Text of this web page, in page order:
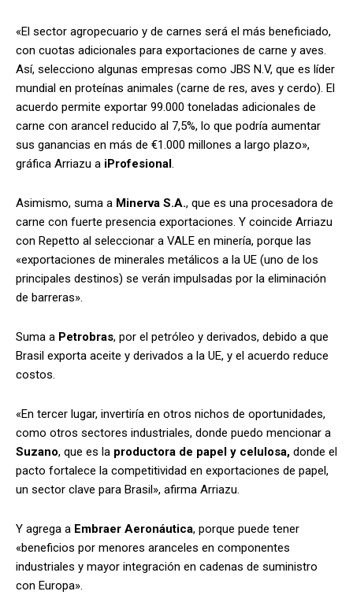
«El sector agropecuario y de carnes será el más beneficiado,
con cuotas adicionales para exportaciones de carne y aves.
Así, selecciono algunas empresas como JBS N.V, que es líder
mundial en proteínas animales (carne de res, aves y cerdo). El
acuerdo permite exportar 99.000 toneladas adicionales de
carne con arancel reducido al 7,5%, lo que podría aumentar
sus ganancias en más de €1.000 millones a largo plazo»,
gráfica Arriazu a iProfesional.
Asimismo, suma a Minerva S.A., que es una procesadora de
carne con fuerte presencia exportaciones. Y coincide Arriazu
con Repetto al seleccionar a VALE en minería, porque las
«exportaciones de minerales metálicos a la UE (uno de los
principales destinos) se verán impulsadas por la eliminación
de barreras».
Suma a Petrobras, por el petróleo y derivados, debido a que
Brasil exporta aceite y derivados a la UE, y el acuerdo reduce
costos.
«En tercer lugar, invertiría en otros nichos de oportunidades,
como otros sectores industriales, donde puedo mencionar a
Suzano, que es la productora de papel y celulosa, donde el
pacto fortalece la competitividad en exportaciones de papel,
un sector clave para Brasil», afirma Arriazu.
Y agrega a Embraer Aeronáutica, porque puede tener
«beneficios por menores aranceles en componentes
industriales y mayor integración en cadenas de suministro
con Europa».